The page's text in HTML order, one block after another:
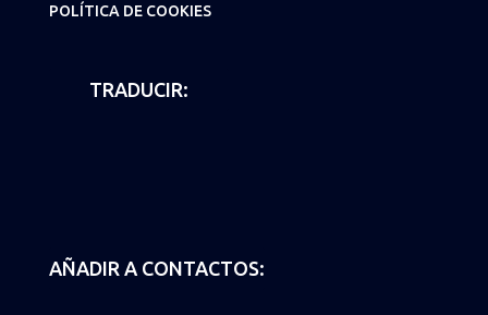
POLÍTICA DE COOKIES
TRADUCIR:
AÑADIR A CONTACTOS: